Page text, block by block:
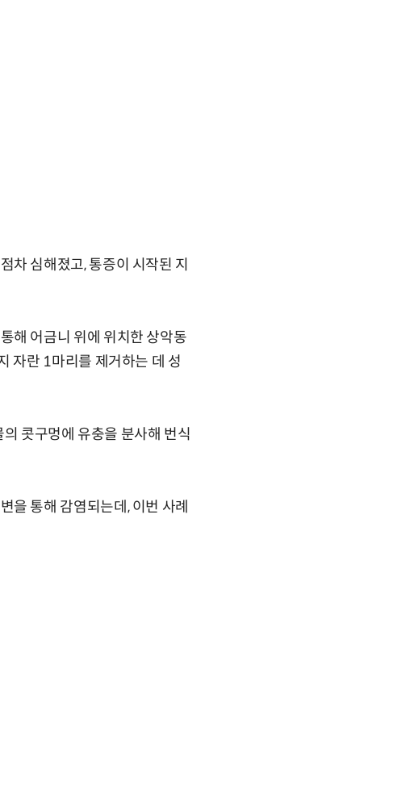
차 심해졌고, 통증이 시작된 지
해 어금니 위에 위치한 상악동
자란 1마리를 제거하는 데 성
콧구멍에 유충을 분사해 번식
을 통해 감염되는데, 이번 사례